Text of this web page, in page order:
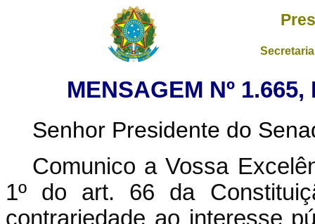
MENSAGEM Nº
Senhor Presidente do
Comunico a Vossa
1º do art. 66 da
contrariedade ao interesse